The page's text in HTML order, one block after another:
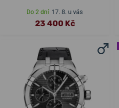
Do 2 dní 17. 8. u vás
23 400 Kč